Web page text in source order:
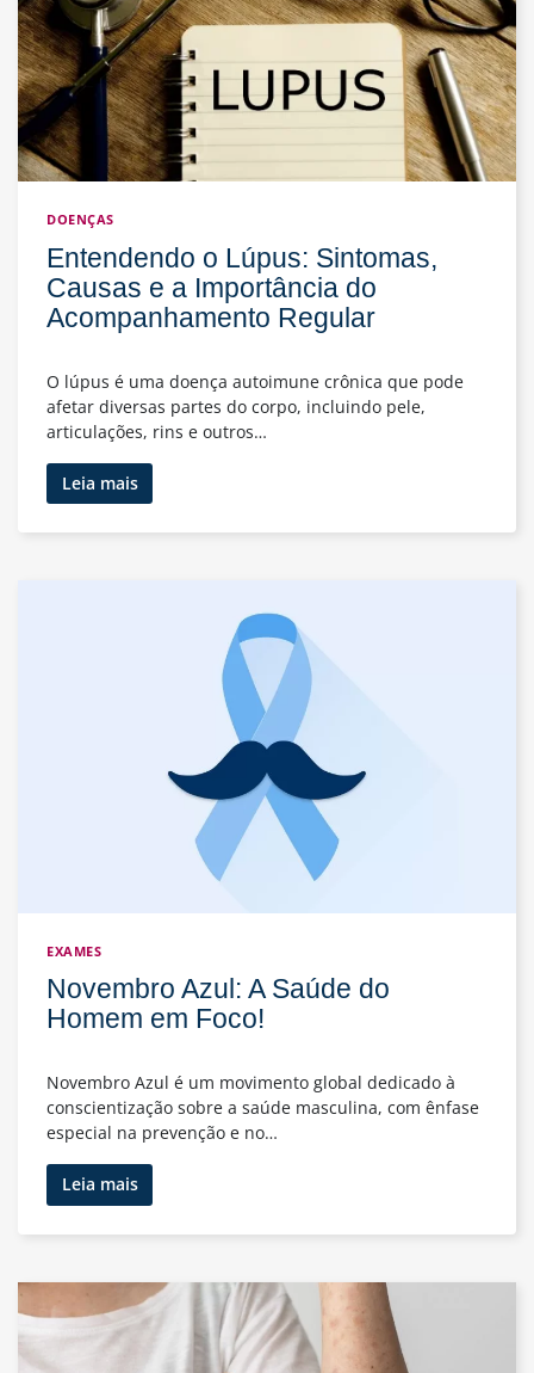
o
Ambiente
de
Trabalho
DOENÇAS
Entendendo o Lúpus: Sintomas,
Causas e a Importância do
Acompanhamento Regular
O lúpus é uma doença autoimune crônica que pode
afetar diversas partes do corpo, incluindo pele,
articulações, rins e outros…
Leia maisEntendendo
o
Lúpus:
Importância
Acompanhamento
EXAMES
Novembro Azul: A Saúde do
Homem em Foco!
Novembro Azul é um movimento global dedicado à
conscientização sobre a saúde masculina, com ênfase
especial na prevenção e no…
Leia maisNovembro
Azul:
A
do
Homem